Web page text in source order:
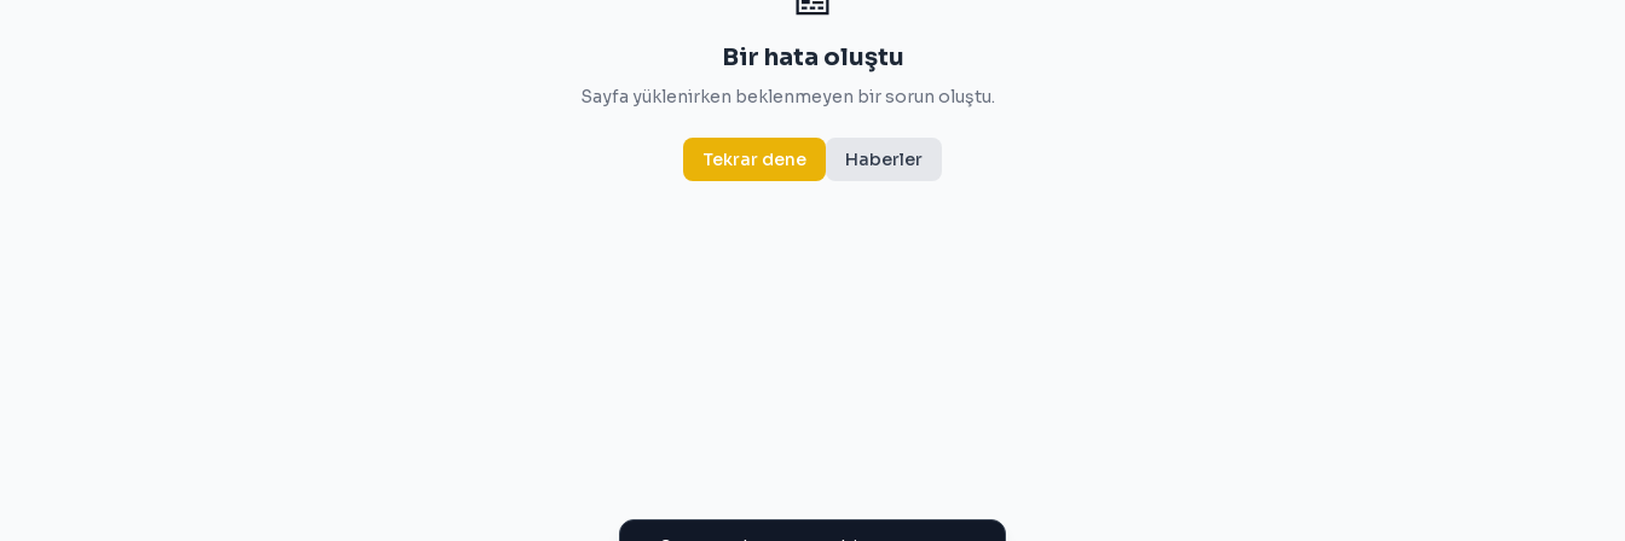
Bir hata oluştu
Sayfa yüklenirken beklenmeyen bir sorun oluştu.
Tekrar dene Haberler